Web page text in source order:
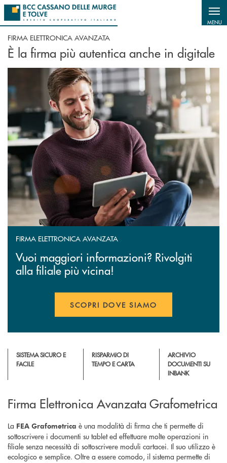
Salta al contenuto principale
MENU
FIRMA ELETTRONICA AVANZATA
È la firma più autentica anche in digitale
FIRMA ELETTRONICA AVANZATA
Vuoi maggiori informazioni? Rivolgiti
alla filiale più vicina!
SCOPRI DOVE SIAMO
SISTEMA SICURO E
FACILE
RISPARMIO DI
TEMPO E CARTA
ARCHIVIO
DOCUMENTI SU
INBANK
Firma Elettronica Avanzata Grafometrica
La FEA Grafometrica è una modalità di firma che ti permette di
sottoscrivere i documenti su tablet ed effettuare molte operazioni in
filiale senza necessità di sottoscrivere moduli cartacei. Il suo utilizzo è
ecologico e semplice. Oltre a essere comodo, il sistema permette di